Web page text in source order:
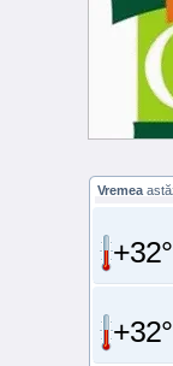
Vremea
+32°
+32°